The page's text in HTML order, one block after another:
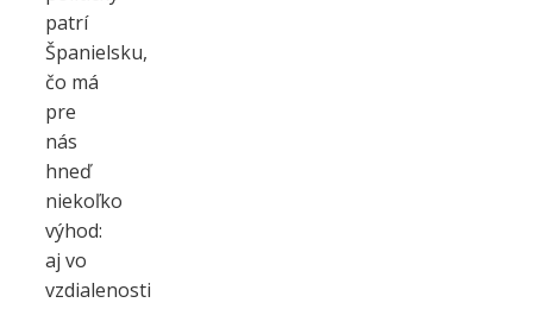
patrí
Španielsku,
čo má
pre
nás
hneď
niekoľko
výhod:
aj vo
vzdialenosti